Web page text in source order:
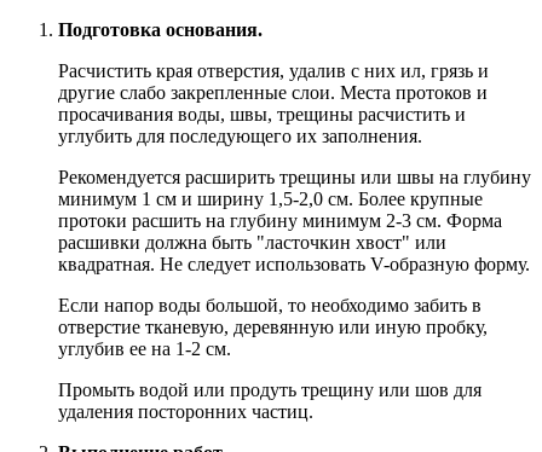
Подготовка основания.
Расчистить края отверстия, удалив с них ил, грязь и
другие слабо закрепленные слои. Места протоков и
просачивания воды, швы, трещины расчистить и
углубить для последующего их заполнения.
Рекомендуется расширить трещины или швы на глубину
минимум 1 см и ширину 1,5-2,0 см. Более крупные
протоки расшить на глубину минимум 2-3 см. Форма
расшивки должна быть "ласточкин хвост" или
квадратная. Не следует использовать V-образную форму.
Если напор воды большой, то необходимо забить в
отверстие тканевую, деревянную или иную пробку,
углубив ее на 1-2 см.
Промыть водой или продуть трещину или шов для
удаления посторонних частиц.